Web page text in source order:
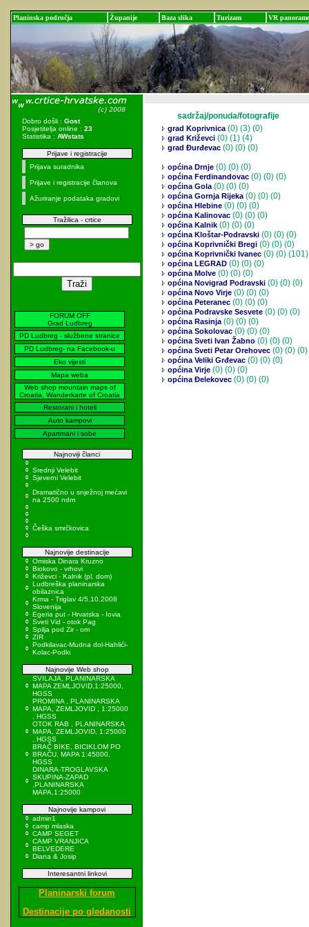
Planinska područja Županije Baza slika Turizam VR panorame
Dobro došli : Gost
Posjetitelja online : 23
Statistika : AWstats
Prijave i registracije
Prijava suradnika
Prijave i registracije članova
Ažuriranje podataka gradovi
Tražilica - crtice
FORUM OFF
Grad Ludbreg
PD Ludbreg - službene stranice
PD Ludbreg- na Facebook-u
Eko vijesti
Mapa weba
Web shop mountain maps of
Croatia, Wanderkarte of Croatia
Restorani i hoteli
Auto kampovi
Apartmani i sobe
Najnoviji članci
Srednji Velebit
Sjeverni Velebit
Dramatično u snježnoj mećavi
na 2500 ndm
Češka smrčkovica
Najnovije destinacije
Omiska Dinara Kruzno
Biokovo - vrhovi
Križevci - Kalnik (pl. dom)
Ludbreška planinarska
obilaznica
Krma - Triglav 4/5.10.2008
Slovenija
Egeria put - Hrvatska - Iovia
Sveti Vid - otok Pag
Spilja pod Zir - om
ZIR
Podkilavac-Mudna dol-Hahlići-
Kolac-Podki
Najnovije Web shop
SVILAJA, PLANINARSKA
MAPA ZEMLJOVID,1:25000,
HGSS
PROMINA , PLANINARSKA
MAPA, ZEMLJOVID , 1:25000
, HGSS
OTOK RAB , PLANINARSKA
MAPA, ZEMLJOVID, 1:25000
, HGSS
BRAČ BIKE, BICIKLOM PO
BRAČU, MAPA 1:45000,
HGSS
DINARA-TROGLAVSKA
SKUPINA-ZAPAD
,PLANINARSKA
MAPA,1:25000
Najnovije kampovi
admin1
camp mlaska
CAMP SEGET
CAMP VRANJICA
BELVEDERE
Diana & Josip
Interesantni linkovi
Planinarski forum
Destinacije po gledanosti
sadržaj/ponuda/fotografije
grad Koprivnica(0) (3) (0)
grad Križevci (0) (1) (4)
grad Đurđevac (0) (0) (0)
općina Drnje (0) (0) (0)
općina Ferdinandovac (0) (0) (0)
općina Gola(0) (0) (0)
općina Gornja Rijeka(0) (0) (0)
općina Hlebine (0) (0) (0)
općina Kalinovac (0) (0) (0)
općina Kalnik (0) (0) (0)
općina Kloštar-Podravski (0) (0) (0)
općina Koprivnički Bregi (0) (0) (0)
općina Koprivnički Ivanec (0) (0) (101)
općina LEGRAD (0) (0) (0)
općina Molve (0) (0) (0)
općina Novigrad Podravski (0) (0) (0)
općina Novo Virje (0) (0) (0)
općina Peteranec (0) (0) (0)
općina Podravske Sesvete (0) (0) (0)
općina Rasinja(0) (0) (0)
općina Sokolovac (0) (0) (0)
općina Sveti Ivan Žabno (0) (0) (0)
općina Sveti Petar Orehovec (0) (0) (0)
općina Veliki Grđevac (0) (0) (0)
općina Virje (0) (0) (0)
općina Đelekovec (0) (0) (0)